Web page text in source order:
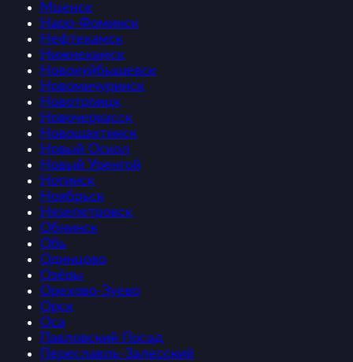
Мценск
Наро-Фоминск
Нефтекамск
Нижнекамск
Новокуйбышевск
Новомичуринск
Новотроицк
Новочеркасск
Новошахтинск
Новый Оскол
Новый Уренгой
Ногинск
Ноябрьск
Нязепетровск
Обнинск
Обь
Одинцово
Озёры
Орехово-Зуево
Орск
Оса
Павловский Посад
Переславль-Залесский